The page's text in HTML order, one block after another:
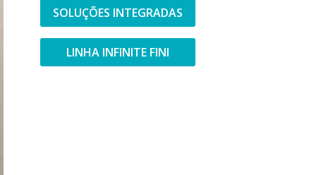
SOLUÇÕES INTEGRADAS
LINHA INFINITE FINI